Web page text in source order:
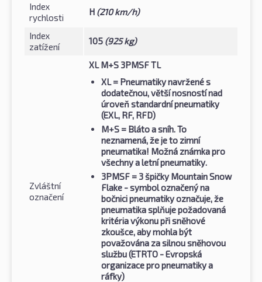
Index
rychlosti
H (210 km/h)
Index
zatížení
105 (925 kg)
Zvláštní
označení
XL M+S 3PMSF TL
XL= Pneumatiky navržené s
dodatečnou, větší nosností nad
úroveň standardní pneumatiky
(EXL, RF, RFD)
M+S = Bláto a sníh. To
neznamená, že je to zimní
pneumatika! Možná známka pro
všechny a letní pneumatiky.
3PMSF = 3 špičky Mountain Snow
Flake - symbol označený na
bočnici pneumatiky označuje, že
pneumatika splňuje požadovaná
kritéria výkonu při sněhové
zkoušce, aby mohla být
považována za silnou sněhovou
službu (ETRTO - Evropská
organizace pro pneumatiky a
ráfky)